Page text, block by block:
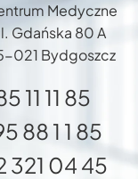
Medyczne
Gdańska 80 A
021 Bydgoszcz
11 11 85
88 1 1 85
321 04 45